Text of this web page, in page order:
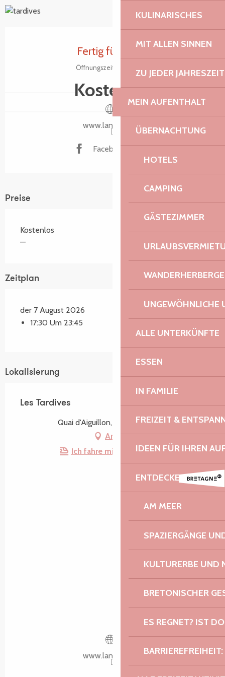
KULINARISCHES
MIT ALLEN SINNEN
ZU JEDER JAHRESZEIT
MEIN AUFENTHALT
ÜBERNACHTUNG
HOTELS
CAMPING
GÄSTEZIMMER
UNGEWÖHNLICHE
ALLE UNTERKÜNFTE
ESSEN
IN FAMILIE
FREIZEIT &
IDEEN FÜR IHREN
ENTDECKEN
AM MEER
SPAZIERGÄNGE
KULTURERBE UND
BRETONISCHER
ES REGNET? IST
Fertig für heute
Öffnungszeiten ansehen
Kostenlos
www.lannion.bzh
Facebook Seite
Preise
Kostenlos
—
Zeitplan
der 7 August 2026
17:30 Um 23:45
Lokalisierung
Les Tardives
Quai d'Aiguillon, 22300 Lannion
Anfahrt
Ich fahre mit dem Zug hin!
www.lannion.bzh